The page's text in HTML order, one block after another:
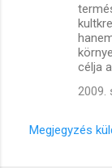
célja
2009.
Megjegyzés